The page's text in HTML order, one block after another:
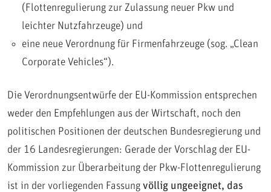
(Flottenregulierung zur Zulassung neuer Pkw und
leichter Nutzfahrzeuge) und
eine neue Verordnung für Firmenfahrzeuge (sog. „Clean
Corporate Vehicles“).
Die Verordnungsentwürfe der EU-Kommission entsprechen
weder den Empfehlungen aus der Wirtschaft, noch den
politischen Positionen der deutschen Bundesregierung und
der 16 Landesregierungen: Gerade der Vorschlag der EU-
Kommission zur Überarbeitung der Pkw-Flottenregulierung
ist in der vorliegenden Fassung völlig ungeeignet, das